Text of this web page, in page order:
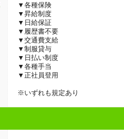
▼各種保険
▼昇給制度
▼日給保証
▼履歴書不要
▼交通費支給
▼制服貸与
▼日払い制度
▼各種手当
▼正社員登用
※いずれも規定あり